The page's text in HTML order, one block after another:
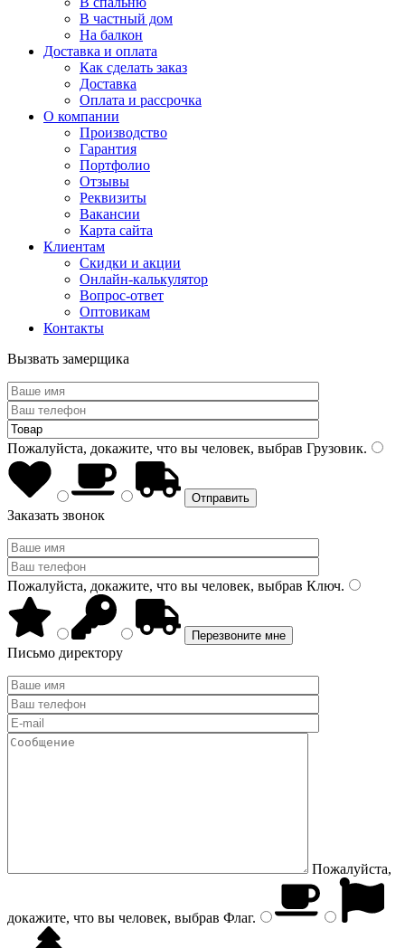
В частный дом
На балкон
Доставка и оплата
Как сделать заказ
Доставка
Оплата и рассрочка
О компании
Производство
Гарантия
Портфолио
Отзывы
Реквизиты
Вакансии
Карта сайта
Клиентам
Скидки и акции
Онлайн-калькулятор
Вопрос-ответ
Оптовикам
Контакты
Вызвать замерщика
Пожалуйста, докажите, что вы человек, выбрав Грузовик.
Заказать звонок
Пожалуйста, докажите, что вы человек, выбрав Ключ.
Письмо директору
Пожалуйста,
докажите, что вы человек, выбрав Флаг.